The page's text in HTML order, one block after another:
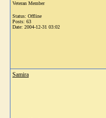
Veteran Member
Status: Offline
Posts: 63
Date: 2004-12-31 03:02
Samira